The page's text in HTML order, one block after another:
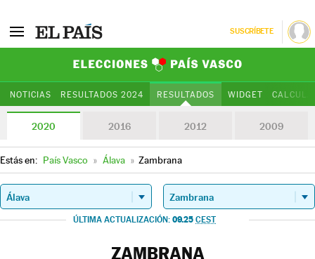
SUSCRÍBETE
NOTICIAS RESULTADOS 2024 RESULTADOS WIDGET
2020 2016 2012 2009
Estás en: País Vasco » Álava » Zambrana
ÚLTIMA ACTUALIZACIÓN: 09.25 CEST
ZAMBRANA